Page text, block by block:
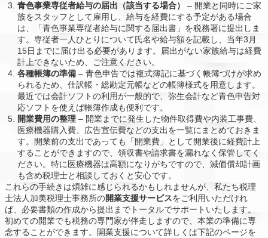
青色事業専従者給与の届出（該当する場合）
– 開業と同時にご家
族をスタッフとして雇用し、給与を経費にする予定がある場合
は、「青色事業専従者給与に関する届出書」を税務署に提出しま
す。専従者一人ひとりについて氏名や給与額を記載し、当年3月
15日までに届け出る必要があります。届出がない家族給与は経費
計上できないため、ご注意ください。
各種帳簿の準備 – 青色申告では複式簿記に基づく帳簿づけが求め
られるため、仕訳帳・総勘定元帳などの帳簿様式を用意します。
最近では会計ソフトの利用が一般的で、弥生会計など青色申告対
応ソフトを使えば帳簿作成も便利です。
開業費用の整理 – 開業までに発生した物件取得費や内装工事費、
医療機器購入費、広告宣伝費などの支出を一覧にまとめておきま
す。開業前の支出であっても「開業費」として開業後に経費計上
することができますので、領収書や請求書を漏れなく保管してく
ださい。特に医療機器は高額になりがちですので、減価償却計画
も含め税理士と相談しておくと安心です。
これらの手続きは煩雑に感じられるかもしれませんが、私たち税理
士法人加美税理士事務所の開業支援サービスをご利用いただけれ
ば、必要書類の作成から提出までトータルでサポートいたします。
初めての開業でも税務の専門家が伴走しますので、本業の準備に専
念することができます。開業支援について詳しくは下記のページを